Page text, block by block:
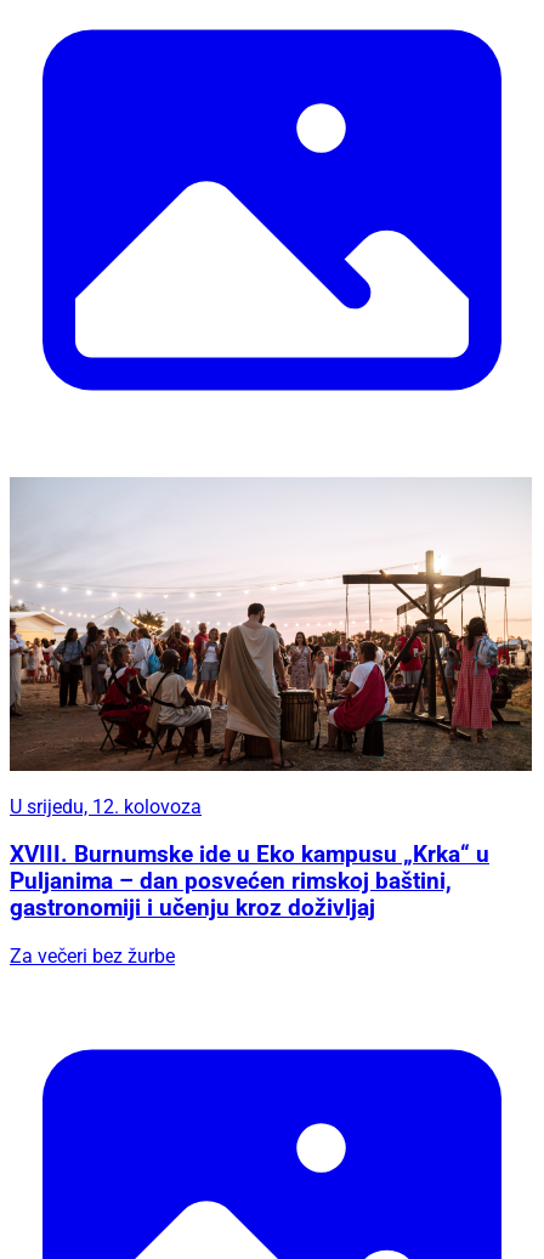
U srijedu, 12. kolovoza
XVIII. Burnumske ide u Eko kampusu „Krka“ u
Puljanima – dan posvećen rimskoj baštini,
gastronomiji i učenju kroz doživljaj
Za večeri bez žurbe